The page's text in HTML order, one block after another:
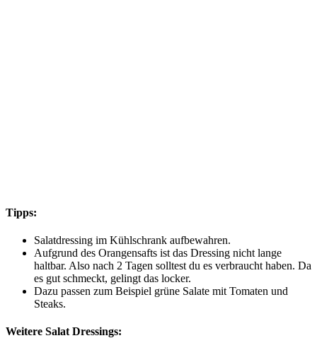
Tipps:
Salatdressing im Kühlschrank aufbewahren.
Aufgrund des Orangensafts ist das Dressing nicht lange
haltbar. Also nach 2 Tagen solltest du es verbraucht haben. Da
es gut schmeckt, gelingt das locker.
Dazu passen zum Beispiel grüne Salate mit Tomaten und
Steaks.
Weitere Salat Dressings: